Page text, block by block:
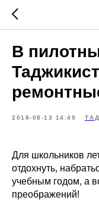
В
2018-08-13 14:49
Для школьников
отдохнуть,
учебным годом, а
преображений!